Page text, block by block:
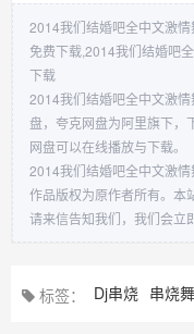
2014我们结婚吧全中文激
免费下载,2014我们结婚吧
下载
2014我们结婚吧全中文激
盘，夸克网盘为阿里旗下，
网盘可以在线播放与下载。
2014我们结婚吧全中文激情
作品版权为原作者所有。本
请来信告知我们，我们会立
标签： Dj串烧 串烧